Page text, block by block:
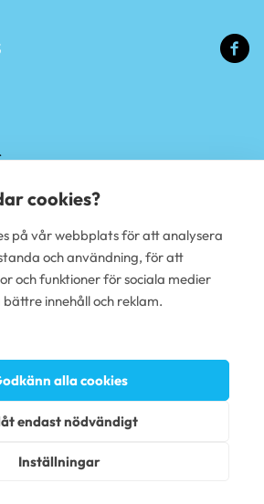
cookies?
på vår webbplats för att analysera
och användning, för att
och funktioner för sociala medier
innehåll och reklam.
alla cookies
endast nödvändigt
Inställningar